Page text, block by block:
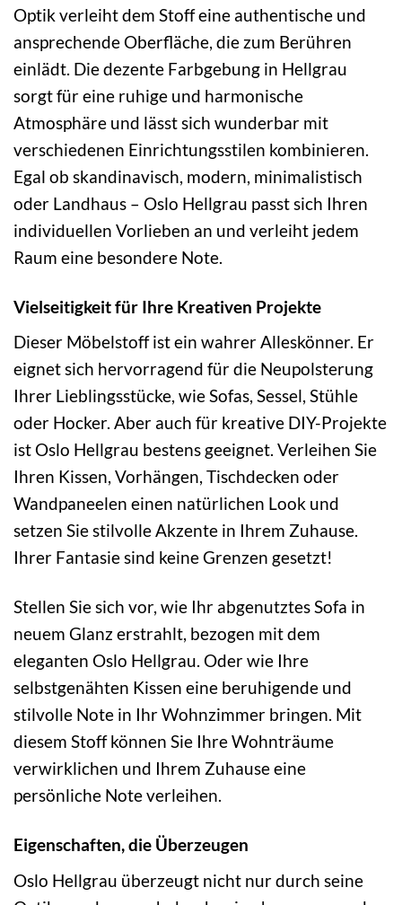
Optik verleiht dem Stoff eine authentische und
ansprechende Oberfläche, die zum Berühren
einlädt. Die dezente Farbgebung in Hellgrau
sorgt für eine ruhige und harmonische
Atmosphäre und lässt sich wunderbar mit
verschiedenen Einrichtungsstilen kombinieren.
Egal ob skandinavisch, modern, minimalistisch
oder Landhaus – Oslo Hellgrau passt sich Ihren
individuellen Vorlieben an und verleiht jedem
Raum eine besondere Note.
Vielseitigkeit für Ihre Kreativen Projekte
Dieser Möbelstoff ist ein wahrer Alleskönner. Er
eignet sich hervorragend für die Neupolsterung
Ihrer Lieblingsstücke, wie Sofas, Sessel, Stühle
oder Hocker. Aber auch für kreative DIY-Projekte
ist Oslo Hellgrau bestens geeignet. Verleihen Sie
Ihren Kissen, Vorhängen, Tischdecken oder
Wandpaneelen einen natürlichen Look und
setzen Sie stilvolle Akzente in Ihrem Zuhause.
Ihrer Fantasie sind keine Grenzen gesetzt!
Stellen Sie sich vor, wie Ihr abgenutztes Sofa in
neuem Glanz erstrahlt, bezogen mit dem
eleganten Oslo Hellgrau. Oder wie Ihre
selbstgenähten Kissen eine beruhigende und
stilvolle Note in Ihr Wohnzimmer bringen. Mit
diesem Stoff können Sie Ihre Wohnträume
verwirklichen und Ihrem Zuhause eine
persönliche Note verleihen.
Eigenschaften, die Überzeugen
Oslo Hellgrau überzeugt nicht nur durch seine